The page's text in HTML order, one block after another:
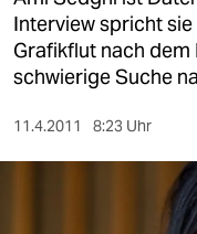
gesellschaft
kultur
sport
Interview spricht
Grafikflut nach
schwierige Suche
11.4.2011 8:23 Uhr